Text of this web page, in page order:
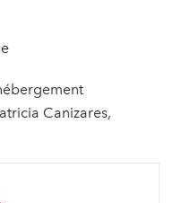
Canizares,